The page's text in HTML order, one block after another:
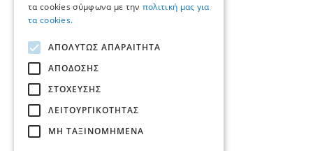
in
Facebook
us
in
Instagram
Find
us
in
Twitter
Find
us
in
LinkedIn
Αρχική
Ποιοί είμαστε
Yπηρεσίες
Ποιοι μας εμπιστεύονται
Νέα & Άρθρα
τα cookies σύμφωνα με την πολιτική μας για
τα cookies.
ΑΠΟΛΥΤΩΣ ΑΠΑΡΑΙΤΗΤΑ
ΑΠΟΔΟΣΗΣ
ΣΤΟΧΕΥΣΗΣ
ΛΕΙΤΟΥΡΓΙΚΟΤΗΤΑΣ
ΜΗ ΤΑΞΙΝΟΜΗΜΕΝΑ